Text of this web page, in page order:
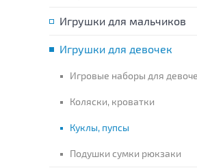
Игрушки для мальчиков
Игрушки для девочек
Игровые наборы для
Коляски, кроватки
Куклы, пупсы
Подушки сумки рюкзаки